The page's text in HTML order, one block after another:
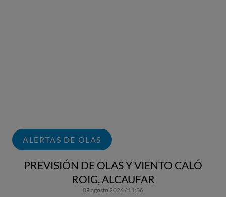
ALERTAS DE OLAS
PREVISIÓN DE OLAS Y VIENTO CALÓ
ROIG, ALCAUFAR
09 agosto 2026 / 11:36